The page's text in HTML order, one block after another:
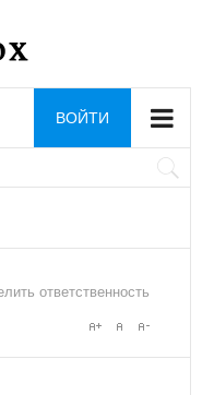
ВОЙТИ
ответственность